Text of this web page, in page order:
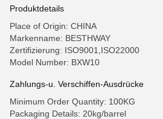
Produktdetails
Place of Origin: CHINA
Markenname: BESTHWAY
Zertifizierung: ISO9001,ISO22000
Model Number: BXW10
Zahlungs-u. Verschiffen-Ausdrücke
Minimum Order Quantity: 100KG
Packaging Details: 20kg/barrel